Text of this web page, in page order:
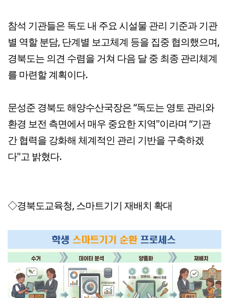
참석 기관들은 독도 내 주요 시설물 관리 기준과 기관
별 역할 분담, 단계별 보고체계 등을 집중 협의했으며,
경북도는 의견 수렴을 거쳐 다음 달 중 최종 관리체계
를 마련할 계획이다.
문성준 경북도 해양수산국장은 “독도는 영토 관리와
환경 보전 측면에서 매우 중요한 지역"이라며 “기관
간 협력을 강화해 체계적인 관리 기반을 구축하겠
다"고 밝혔다.
◇경북도교육청, 스마트기기 재배치 확대